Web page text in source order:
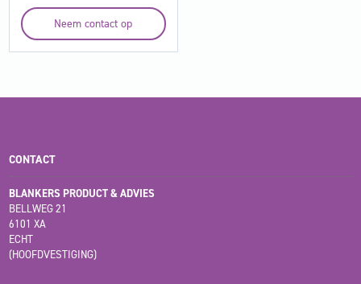
Neem contact op
CONTACT
BLANKERS PRODUCT & ADVIES
BELLWEG 21
6101 XA
ECHT
(HOOFDVESTIGING)